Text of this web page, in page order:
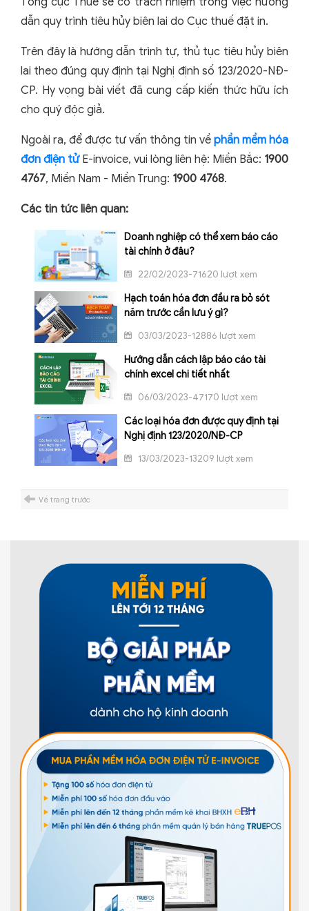
dẫn quy trình tiêu hủy biên lai do Cục thuế đặt in.
Trên đây là hướng dẫn trình tự, thủ tục tiêu hủy biên
lai theo đúng quy định tại Nghị định số 123/2020-NĐ-
CP. Hy vọng bài viết đã cung cấp kiến thức hữu ích
cho quý độc giả.
Ngoài ra, để được tư vấn thông tin về phần mềm hóa
đơn điện tửE-invoice, vui lòng liên hệ: Miền Bắc: 1900
4767, Miền Nam - Miền Trung: 1900 4768.
Các tin tức liên quan:
Doanh nghiệp có thể xem báo cáo
tài chính ở đâu?
22/02/2023-71620 lượt xem
Hạch toán hóa đơn đầu ra bỏ sót
năm trước cần lưu ý gì?
03/03/2023-12886 lượt xem
Hướng dẫn cách lập báo cáo tài
chính excel chi tiết nhất
06/03/2023-47170 lượt xem
Các loại hóa đơn được quy định tại
Nghị định 123/2020/NĐ-CP
13/03/2023-13209 lượt xem
Về trang trước